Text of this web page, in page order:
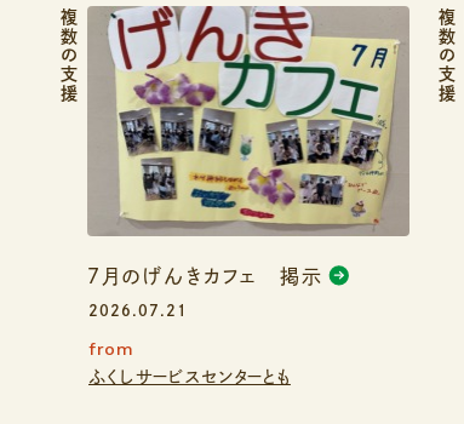
７月のげんきカフェ 掲示
2026.07.21
from
ふくしサービスセンターとも
複数の支援 複数の支援